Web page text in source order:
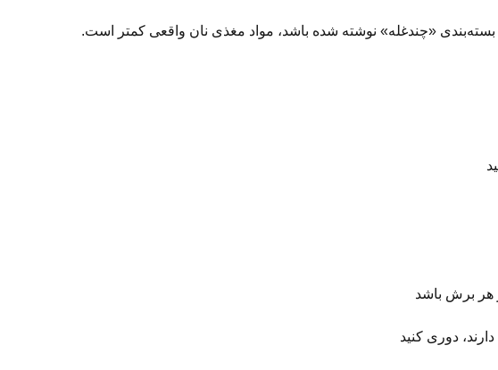
«چندغله» نوشته شده باشد، مواد مغذی نان واقعی کمتر است.
هر برش باشد
دارند، دوری کنید